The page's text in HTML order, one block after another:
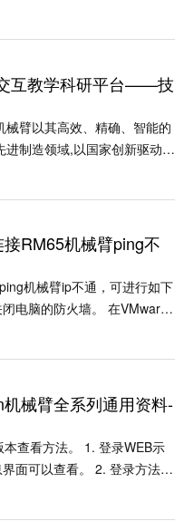
睿尔曼机器人快速使......
互教学科研平台——技
制造领域,以国家创新驱动发
步入繁荣发展的时期。在这
接RM65机械臂ping不
机械臂ip不通，可进行如下
电脑的防火墙。 在VMware
网络适配器-桥接模式，将虚
机械臂全系列通用资料-
面可以查看。 2. 登录方法可
- 睿尔曼智能论坛 (r......